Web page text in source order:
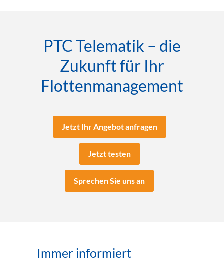
PTC Telematik – die
Zukunft für Ihr
Flottenmanagement
Jetzt Ihr Angebot anfragen
Jetzt testen
Sprechen Sie uns an
Immer informiert